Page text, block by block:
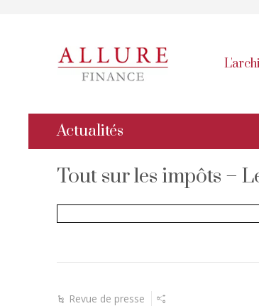
Actualités
Tout sur les impôts –
Revue de presse